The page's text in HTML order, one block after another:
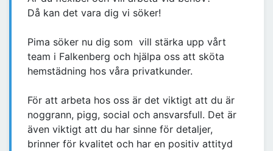
Då kan det vara dig vi söker!
Pima söker nu dig som vill stärka upp vårt
team i Falkenberg och hjälpa oss att sköta
hemstädning hos våra privatkunder.
För att arbeta hos oss är det viktigt att du är
noggrann, pigg, social och ansvarsfull. Det är
även viktigt att du har sinne för detaljer,
brinner för kvalitet och har en positiv attityd